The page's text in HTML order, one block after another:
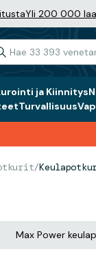
Yli 200 000
ja Kiinnitys
Turvallisuus
/
Max Power